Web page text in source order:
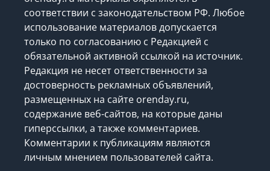
Все права на опубликованные на сайте
orenday.ru материалы охраняются в
соответствии с законодательством РФ. Любое
использование материалов допускается
только по согласованию с Редакцией с
обязательной активной ссылкой на источник.
Редакция не несет ответственности за
достоверность рекламных объявлений,
размещенных на сайте orenday.ru,
содержание веб-сайтов, на которые даны
гиперссылки, а также комментариев.